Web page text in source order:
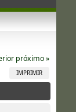
próximo »
IMPRIMIR